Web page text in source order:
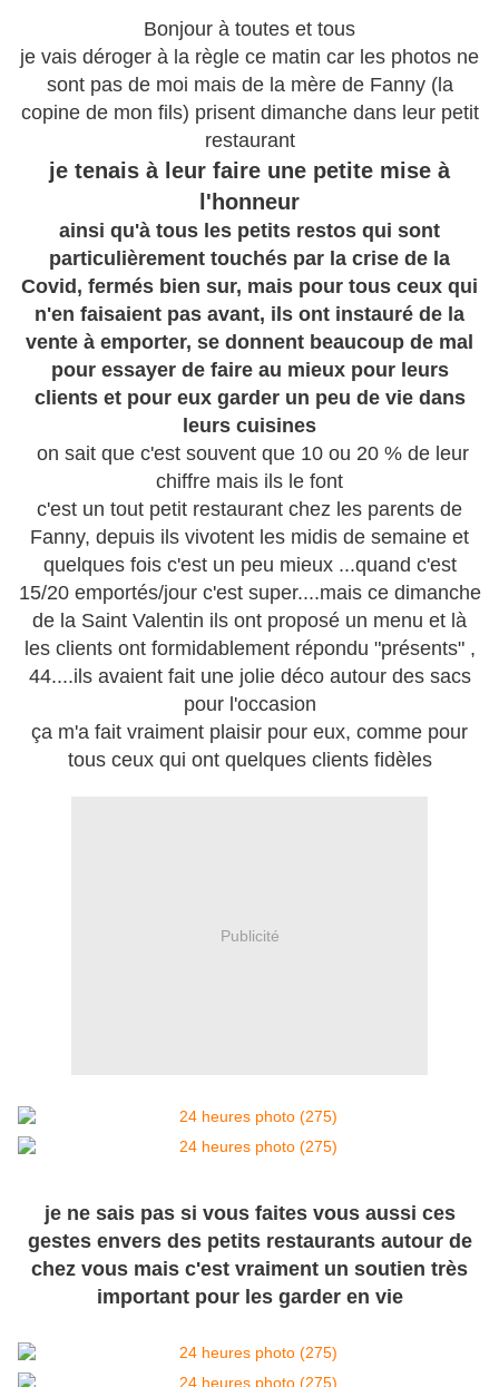
Bonjour à toutes et tous
je vais déroger à la règle ce matin car les photos ne
sont pas de moi mais de la mère de Fanny (la
copine de mon fils) prisent dimanche dans leur petit
restaurant
je tenais à leur faire une petite mise à
l'honneur
ainsi qu'à tous les petits restos qui sont
particulièrement touchés par la crise de la
Covid, fermés bien sur, mais pour tous ceux qui
n'en faisaient pas avant, ils ont instauré de la
vente à emporter, se donnent beaucoup de mal
pour essayer de faire au mieux pour leurs
clients et pour eux garder un peu de vie dans
leurs cuisines
on sait que c'est souvent que 10 ou 20 % de leur
chiffre mais ils le font
c'est un tout petit restaurant chez les parents de
Fanny, depuis ils vivotent les midis de semaine et
quelques fois c'est un peu mieux ...quand c'est
15/20 emportés/jour c'est super....mais ce dimanche
de la Saint Valentin ils ont proposé un menu et là
les clients ont formidablement répondu "présents" ,
44....ils avaient fait une jolie déco autour des sacs
pour l'occasion
ça m'a fait vraiment plaisir pour eux, comme pour
tous ceux qui ont quelques clients fidèles
Publicité
je ne sais pas si vous faites vous aussi ces
gestes envers des petits restaurants autour de
chez vous mais c'est vraiment un soutien très
important pour les garder en vie